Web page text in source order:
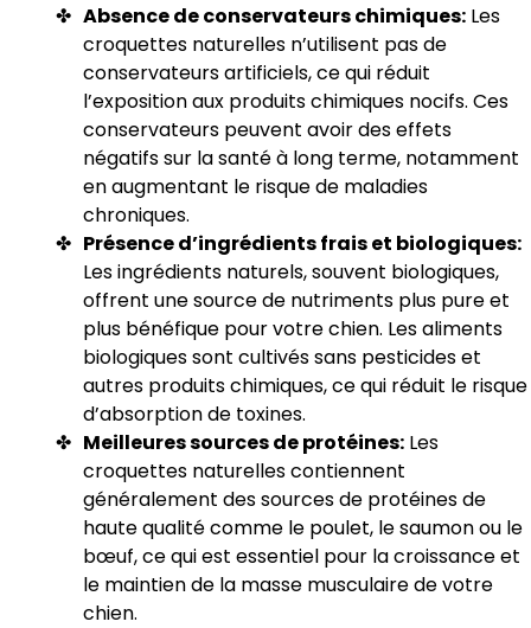
Absence de conservateurs chimiques: Les
croquettes naturelles n’utilisent pas de
conservateurs artificiels, ce qui réduit
l’exposition aux produits chimiques nocifs. Ces
conservateurs peuvent avoir des effets
négatifs sur la santé à long terme, notamment
en augmentant le risque de maladies
chroniques.
Présence d’ingrédients frais et biologiques:
Les ingrédients naturels, souvent biologiques,
offrent une source de nutriments plus pure et
plus bénéfique pour votre chien. Les aliments
biologiques sont cultivés sans pesticides et
autres produits chimiques, ce qui réduit le risque
d’absorption de toxines.
Meilleures sources de protéines: Les
croquettes naturelles contiennent
généralement des sources de protéines de
haute qualité comme le poulet, le saumon ou le
bœuf, ce qui est essentiel pour la croissance et
le maintien de la masse musculaire de votre
chien.